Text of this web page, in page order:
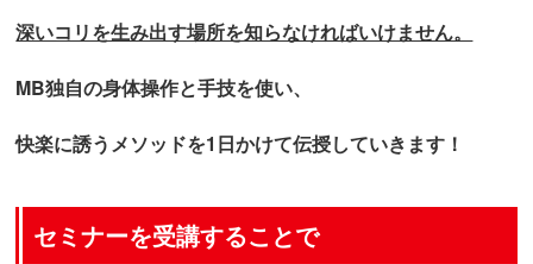
深いコリを生み出す場所を知らなければいけません。
MB独自の身体操作と手技を使い、
快楽に誘うメソッドを1日かけて伝授していきます！
セミナーを受講することで